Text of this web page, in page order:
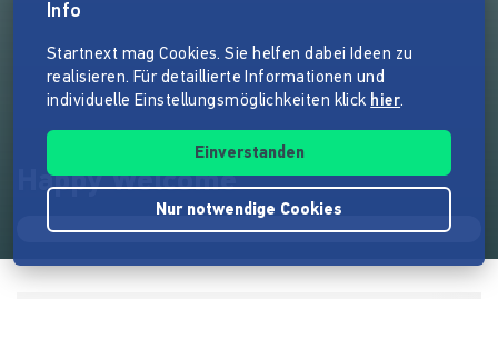
Happy Welcome
Info
Startnext mag Cookies. Sie helfen dabei Ideen zu
realisieren. Für detaillierte Informationen und
individuelle Einstellungsmöglichkeiten klick hier.
Einverstanden
Nur notwendige Cookies